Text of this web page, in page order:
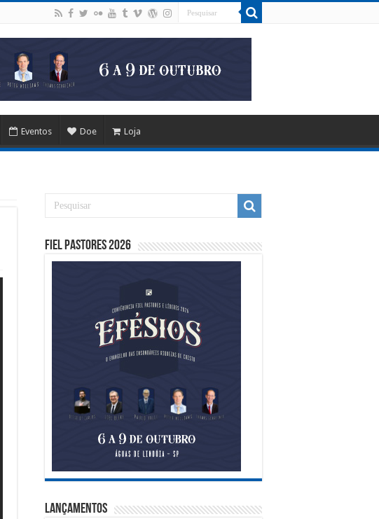
Eventos Doe Loja
Fiel Pastores 2026
Lançamentos